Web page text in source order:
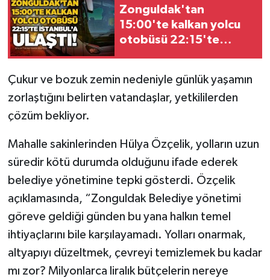
Zonguldak'tan
15:00'te kalkan yolcu
otobüsü 22:15'te
Çukur ve bozuk zemin nedeniyle günlük yaşamın
zorlaştığını belirten vatandaşlar, yetkililerden
çözüm bekliyor.
Mahalle sakinlerinden Hülya Özçelik, yolların uzun
süredir kötü durumda olduğunu ifade ederek
belediye yönetimine tepki gösterdi. Özçelik
açıklamasında, “Zonguldak Belediye yönetimi
göreve geldiği günden bu yana halkın temel
ihtiyaçlarını bile karşılayamadı. Yolları onarmak,
altyapıyı düzeltmek, çevreyi temizlemek bu kadar
mı zor? Milyonlarca liralık bütçelerin nereye
Gökçebey
GÜNDEM
Kilimli
Kültür - Sanat
MAGAZİN
Politika
Resmi İlan
Röportaj